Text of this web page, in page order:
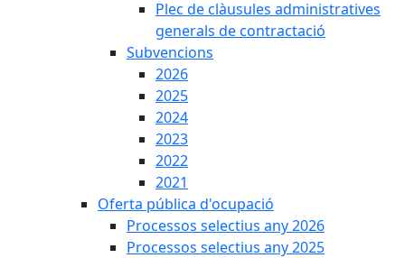
Plec de clàusules administratives
generals de contractació
Subvencions
2026
2025
2024
2023
2022
2021
Oferta pública d'ocupació
Processos selectius any 2026
Processos selectius any 2025